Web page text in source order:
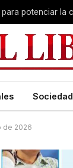
Sociedad
de 2026